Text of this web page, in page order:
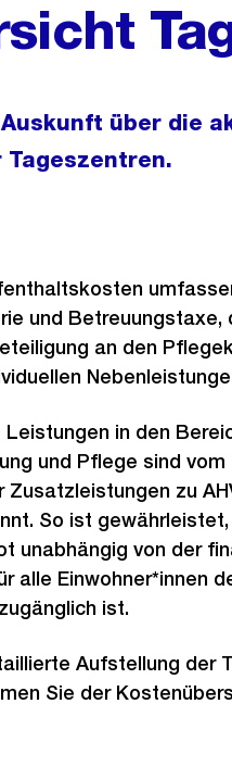
über die
und Betreuungstaxe,
an den
Leistungen in den
und Pflege sind
Zusatzleistungen zu
So ist
unabhängig von der
alle Einwohner*innen
ist.
Aufstellung der
Sie der